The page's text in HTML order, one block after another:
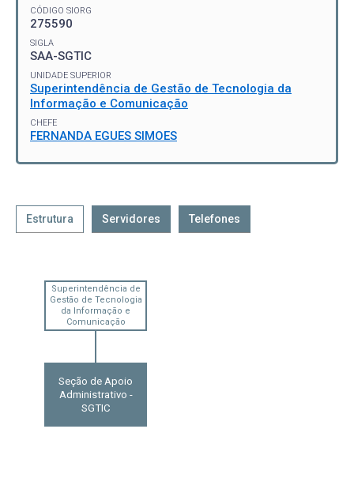
CÓDIGO SIORG
275590
SIGLA
SAA-SGTIC
UNIDADE SUPERIOR
Superintendência de Gestão de Tecnologia da
Informação e Comunicação
CHEFE
FERNANDA EGUES SIMOES
Estrutura Servidores Telefones
Superintendência de
Gestão de Tecnologia
da Informação e
Comunicação
Seção de Apoio
Administrativo -
SGTIC